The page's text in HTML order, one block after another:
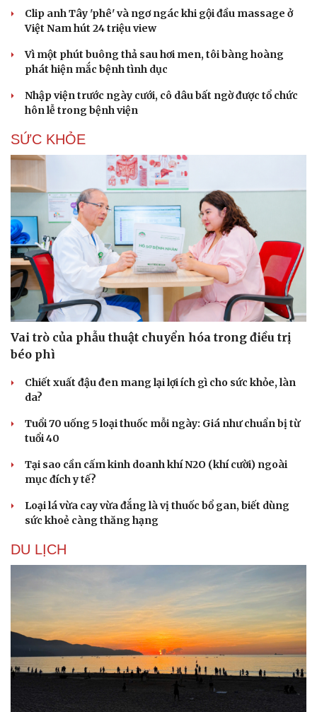
Clip anh Tây 'phê' và ngơ ngác khi gội đầu massage ở
Việt Nam hút 24 triệu view
Vì một phút buông thả sau hơi men, tôi bàng hoàng
phát hiện mắc bệnh tình dục
Nhập viện trước ngày cưới, cô dâu bất ngờ được tổ chức
hôn lễ trong bệnh viện
SỨC KHỎE
Vai trò của phẫu thuật chuyển hóa trong điều trị
béo phì
Chiết xuất đậu đen mang lại lợi ích gì cho sức khỏe, làn
da?
Tuổi 70 uống 5 loại thuốc mỗi ngày: Giá như chuẩn bị từ
tuổi 40
Tại sao cần cấm kinh doanh khí N2O (khí cười) ngoài
mục đích y tế?
Loại lá vừa cay vừa đắng là vị thuốc bổ gan, biết dùng
sức khoẻ càng thăng hạng
DU LỊCH